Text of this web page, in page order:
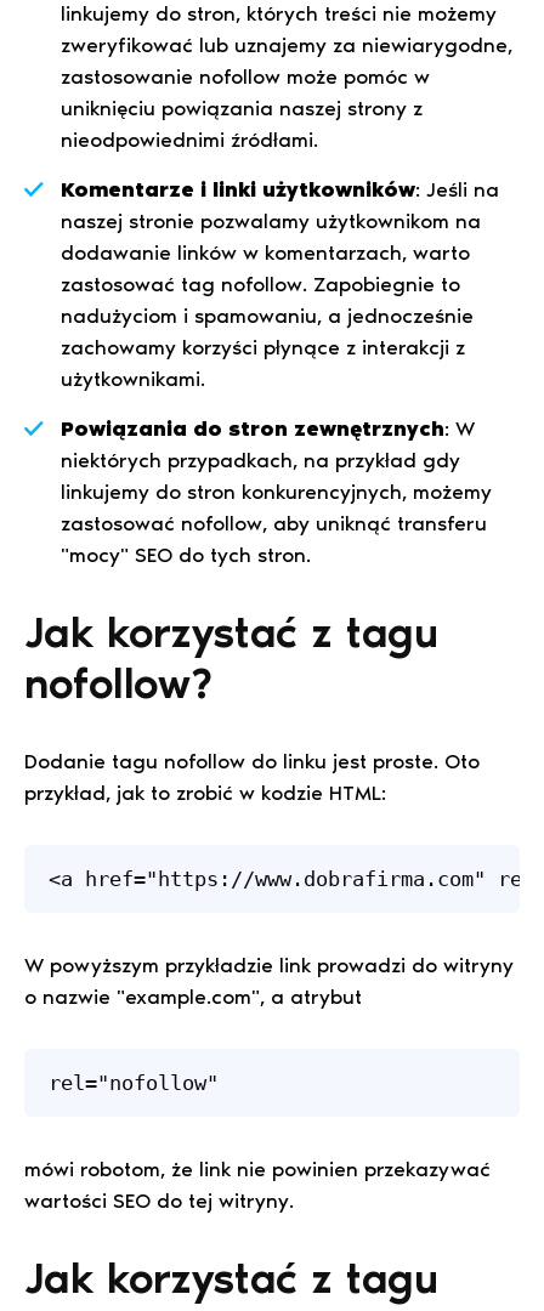
linkujemy do stron, których treści nie możemy
zweryfikować lub uznajemy za niewiarygodne,
zastosowanie nofollow może pomóc w
uniknięciu powiązania naszej strony z
nieodpowiednimi źródłami.
Komentarze i linki użytkowników: Jeśli na
naszej stronie pozwalamy użytkownikom na
dodawanie linków w komentarzach, warto
zastosować tag nofollow. Zapobiegnie to
nadużyciom i spamowaniu, a jednocześnie
zachowamy korzyści płynące z interakcji z
użytkownikami.
Powiązania do stron zewnętrznych: W
niektórych przypadkach, na przykład gdy
linkujemy do stron konkurencyjnych, możemy
zastosować nofollow, aby uniknąć transferu
"mocy" SEO do tych stron.
Jak korzystać z tagu
nofollow?
Dodanie tagu nofollow do linku jest proste. Oto
przykład, jak to zrobić w kodzie HTML:
<a href="https://www.dobrafirma.com"
W powyższym przykładzie link prowadzi do witryny
o nazwie "example.com", a atrybut
rel="nofollow"
mówi robotom, że link nie powinien przekazywać
wartości SEO do tej witryny.
Jak korzystać z tagu